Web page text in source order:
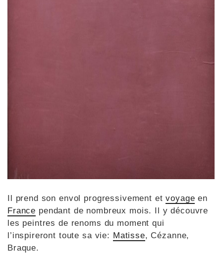
Il prend son envol progressivement etvoyage en
France pendant de nombreux mois. Il y découvre
les peintres de renoms du moment qui
l’inspireront toute sa vie: Matisse, Cézanne,
Braque.